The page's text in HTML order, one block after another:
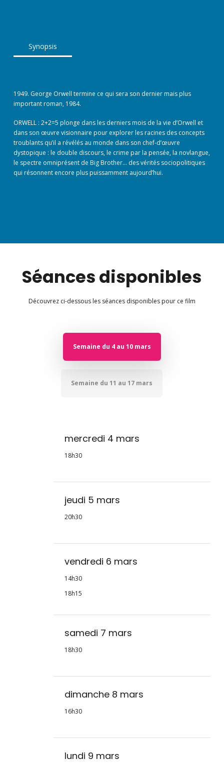
Synopsis
1949. George Orwell termine ce qui sera son dernier mais plus
important roman, 1984.
ORWELL : 2+2=5 plonge dans les derniers mois de la vie d’Orwell et
dans son œuvre visionnaire pour explorer les racines des concepts
troublants qu’il a révélés au monde dans son chef-d’œuvre
dystopique : le double discours, le crime par la pensée, la novlangue,
le spectre omniprésent de Big Brother… des vérités sociopolitiques
qui résonnent encore plus puissamment aujourd’hui.
Séances disponibles
Découvrez ci-dessous les séances disponibles pour ce film
Semaine du 4 au 10 mars
Semaine du 11 au 17 mars
mercredi 4 mars
18h30
jeudi 5 mars
20h30
vendredi 6 mars
14h30
18h15
samedi 7 mars
18h30
dimanche 8 mars
16h30
lundi 9 mars